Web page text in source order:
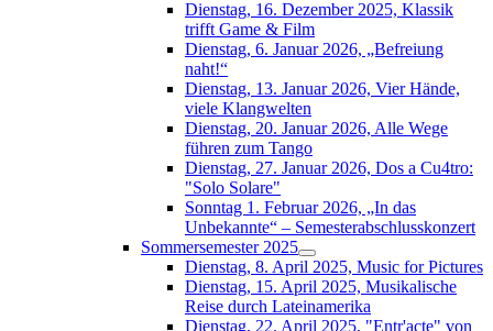
Dienstag, 16. Dezember 2025, Klassik
trifft Game & Film
Dienstag, 6. Januar 2026, „Befreiung
naht!“
Dienstag, 13. Januar 2026, Vier Hände,
viele Klangwelten
Dienstag, 20. Januar 2026, Alle Wege
führen zum Tango
Dienstag, 27. Januar 2026, Dos a Cu4tro:
"Solo Solare"
Sonntag 1. Februar 2026, „In das
Unbekannte“ – Semesterabschlusskonzert
Sommersemester 2025
Dienstag, 8. April 2025, Music for Pictures
Dienstag, 15. April 2025, Musikalische
Reise durch Lateinamerika
Dienstag, 22. April 2025, "Entr'acte" von